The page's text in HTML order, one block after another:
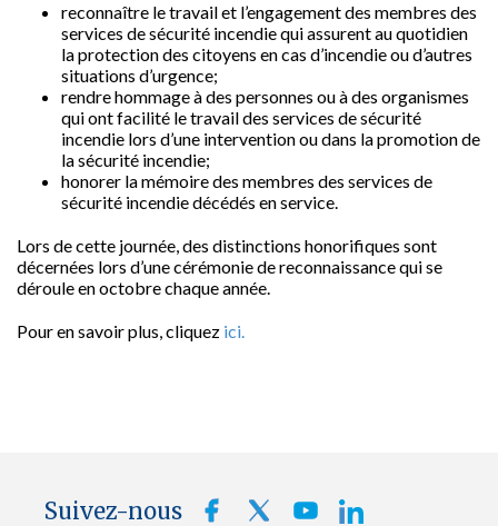
reconnaître le travail et l’engagement des membres des
services de sécurité incendie qui assurent au quotidien
la protection des citoyens en cas d’incendie ou d’autres
situations d’urgence;
rendre hommage à des personnes ou à des organismes
qui ont facilité le travail des services de sécurité
incendie lors d’une intervention ou dans la promotion de
la sécurité incendie;
honorer la mémoire des membres des services de
sécurité incendie décédés en service.
Lors de cette journée, des distinctions honorifiques sont
décernées lors d’une cérémonie de reconnaissance qui se
déroule en octobre chaque année.
Pour en savoir plus, cliquez ici.
Suivez-nous